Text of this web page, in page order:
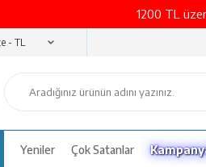
1200 TL
- TL
Yeniler Çok Satanlar